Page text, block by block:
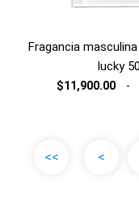
Fragancia
lucky
$11,900.00 -
<< <